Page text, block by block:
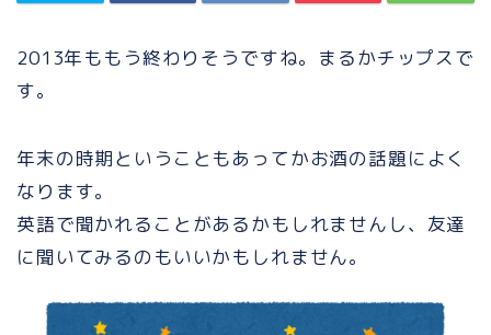
2013年ももう終わりそうですね。まるかチップスで
す。
年末の時期ということもあってかお酒の話題によく
なります。
英語で聞かれることがあるかもしれませんし、友達
に聞いてみるのもいいかもしれません。